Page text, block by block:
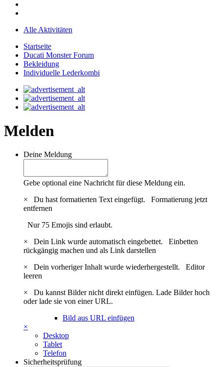
Alle Aktivitäten
Startseite
Ducati Monster Forum
Bekleidung
Individuelle Lederkombi
Melden
Deine Meldung
Gebe optional eine Nachricht für diese Meldung ein.
×
Du hast formatierten Text eingefügt. Formatierung jetzt
entfernen
Nur 75 Emojis sind erlaubt.
×
Dein Link wurde automatisch eingebettet. Einbetten
rückgängig machen und als Link darstellen
×
Dein vorheriger Inhalt wurde wiederhergestellt. Editor
leeren
×
Du kannst Bilder nicht direkt einfügen. Lade Bilder hoch
oder lade sie von einer URL.
Bild aus URL einfügen
×
Desktop
Tablet
Telefon
Sicherheitsprüfung